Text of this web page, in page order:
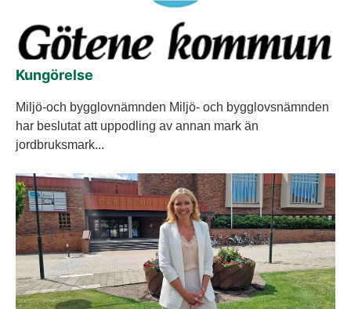
Kungörelse
Miljö-och bygglovnämnden Miljö- och bygglovsnämnden
har beslutat att uppodling av annan mark än
jordbruksmark...